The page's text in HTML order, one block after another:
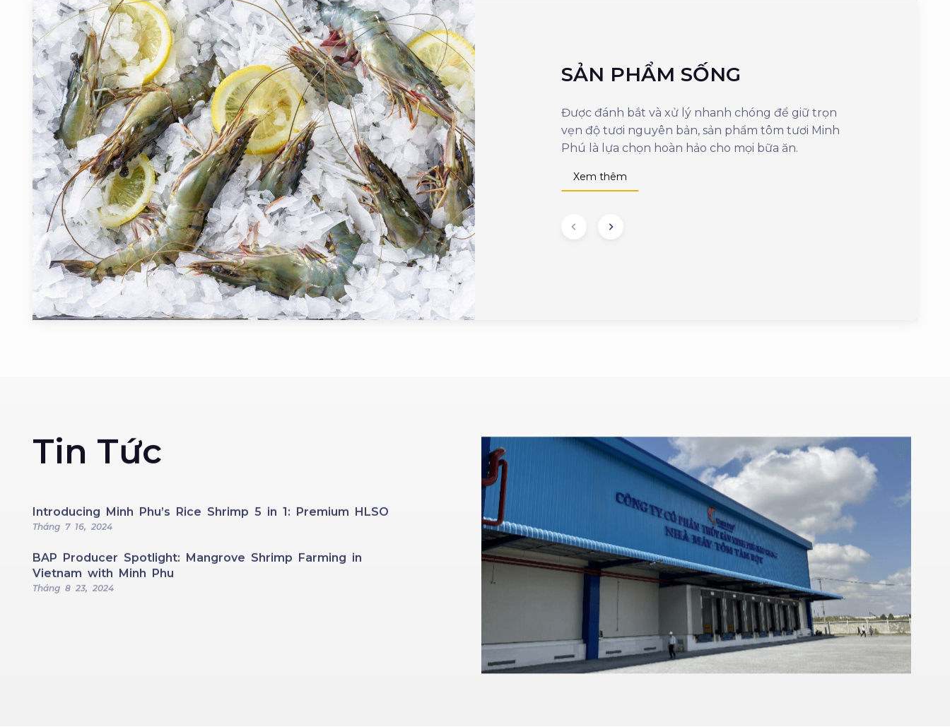
SẢN PHẨM SỐNG
Được đánh bắt và xử lý nhanh chóng để giữ trọn
vẹn độ tươi nguyên bản, sản phẩm tôm tươi Minh
Phú là lựa chọn hoàn hảo cho mọi bữa ăn.
Xem thêm
Tin Tức
Introducing Minh Phu’s Rice Shrimp 5 in 1: Premium HLSO
Tháng 7 16, 2024
BAP Producer Spotlight: Mangrove Shrimp Farming in
Vietnam with Minh Phu
Tháng 8 23, 2024